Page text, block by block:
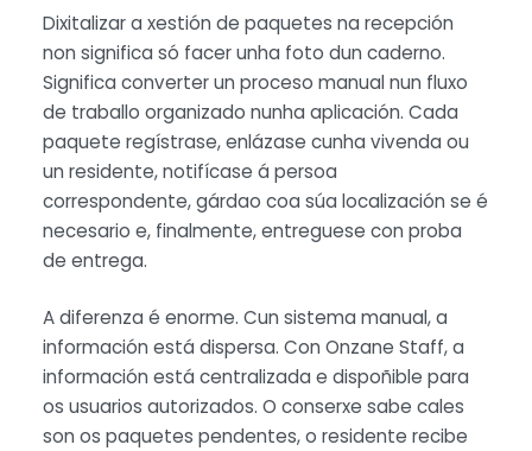
Dixitalizar a xestión de paquetes na recepción
non significa só facer unha foto dun caderno.
Significa converter un proceso manual nun fluxo
de traballo organizado nunha aplicación. Cada
paquete regístrase, enlázase cunha vivenda ou
un residente, notifícase á persoa
correspondente, gárdao coa súa localización se é
necesario e, finalmente, entreguese con proba
de entrega.
A diferenza é enorme. Cun sistema manual, a
información está dispersa. Con Onzane Staff, a
información está centralizada e dispoñible para
os usuarios autorizados. O conserxe sabe cales
son os paquetes pendentes, o residente recibe